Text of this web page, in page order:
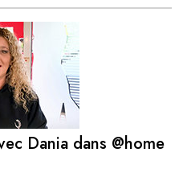
Dania dans @home